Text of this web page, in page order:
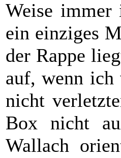
Weise
ein einziges
der Rappe
auf, wenn ich
nicht
Box nicht
Wallach